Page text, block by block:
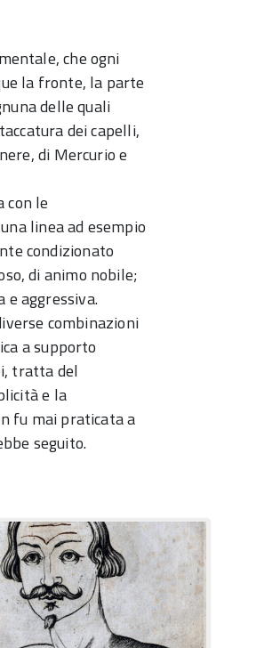
che ogni
la fronte, la parte
delle quali
dei capelli,
di Mercurio e
con le
linea ad esempio
condizionato
di animo nobile;
e aggressiva.
combinazioni
a supporto
tratta del
e la
fu mai praticata a
seguito.